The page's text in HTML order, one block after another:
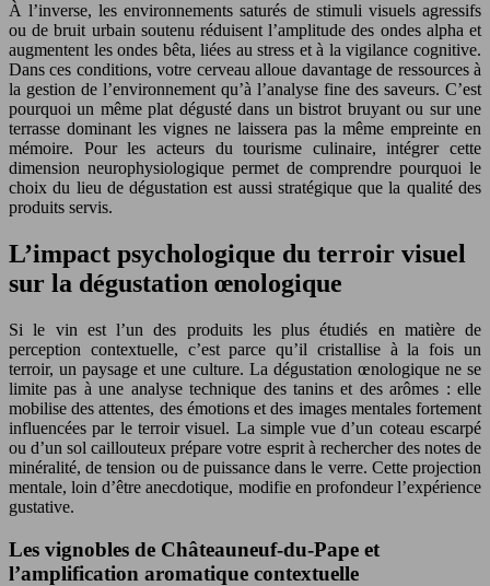
À l’inverse, les environnements saturés de stimuli visuels agressifs
ou de bruit urbain soutenu réduisent l’amplitude des ondes alpha et
augmentent les ondes bêta, liées au stress et à la vigilance cognitive.
Dans ces conditions, votre cerveau alloue davantage de ressources à
la gestion de l’environnement qu’à l’analyse fine des saveurs. C’est
pourquoi un même plat dégusté dans un bistrot bruyant ou sur une
terrasse dominant les vignes ne laissera pas la même empreinte en
mémoire. Pour les acteurs du tourisme culinaire, intégrer cette
dimension neurophysiologique permet de comprendre pourquoi le
choix du lieu de dégustation est aussi stratégique que la qualité des
produits servis.
L’impact psychologique du terroir visuel
sur la dégustation œnologique
Si le vin est l’un des produits les plus étudiés en matière de
perception contextuelle, c’est parce qu’il cristallise à la fois un
terroir, un paysage et une culture. La dégustation œnologique ne se
limite pas à une analyse technique des tanins et des arômes : elle
mobilise des attentes, des émotions et des images mentales fortement
influencées par le terroir visuel. La simple vue d’un coteau escarpé
ou d’un sol caillouteux prépare votre esprit à rechercher des notes de
minéralité, de tension ou de puissance dans le verre. Cette projection
mentale, loin d’être anecdotique, modifie en profondeur l’expérience
gustative.
Les vignobles de Châteauneuf-du-Pape et
l’amplification aromatique contextuelle